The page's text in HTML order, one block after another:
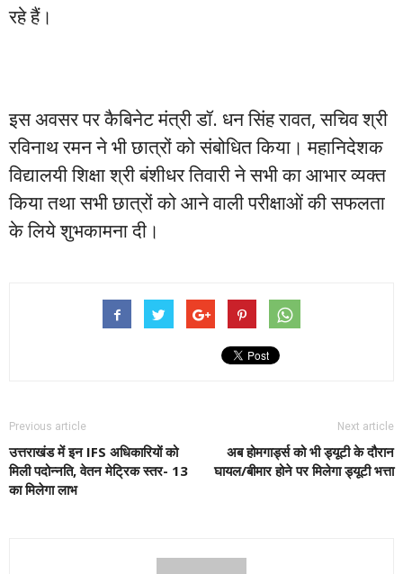
रहे हैं।
इस अवसर पर कैबिनेट मंत्री डॉ. धन सिंह रावत, सचिव श्री
रविनाथ रमन ने भी छात्रों को संबोधित किया। महानिदेशक
विद्यालयी शिक्षा श्री बंशीधर तिवारी ने सभी का आभार व्यक्त
किया तथा सभी छात्रों को आने वाली परीक्षाओं की सफलता
के लिये शुभकामना दी।
Previous article
उत्तराखंड में इन IFS अधिकारियों को
मिली पदोन्नति, वेतन मेट्रिक स्तर- 13
का मिलेगा लाभ
Next article
अब होमगार्ड्स को भी ड्यूटी के दौरान
घायल/बीमार होने पर मिलेगा ड्यूटी भत्ता